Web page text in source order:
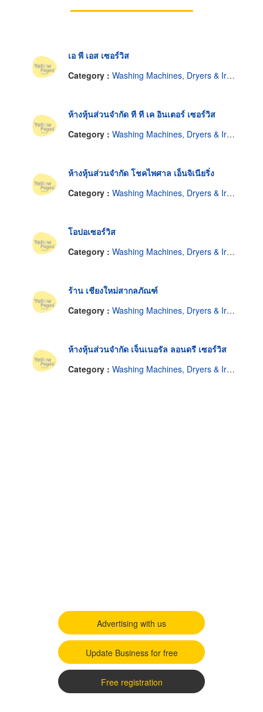
เอ พี เอส เซอร์วิส
Category : Washing Machines, Dryers & Ironers-Repairing & Parts
ห้างหุ้นส่วนจำกัด ที ที เค อินเตอร์ เซอร์วิส
Category : Washing Machines, Dryers & Ironers-Repairing & Parts
ห้างหุ้นส่วนจำกัด โชคไพศาล เอ็นจิเนียริ่ง
Category : Washing Machines, Dryers & Ironers-Repairing & Parts
โอปอเซอร์วิส
Category : Washing Machines, Dryers & Ironers-Repairing & Parts
ร้าน เชียงใหม่สากลภัณฑ์
Category : Washing Machines, Dryers & Ironers-Repairing & Parts
ห้างหุ้นส่วนจำกัด เจ็นเนอรัล ลอนดรี เซอร์วิส
Category : Washing Machines, Dryers & Ironers-Repairing & Parts
Advertising with us
Update Business for free
Free registration